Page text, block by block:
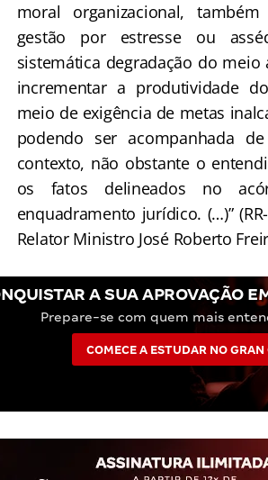
moral organizacional,
gestão por estresse ou
sistemática degradação do
incrementar a produtividade
meio de exigência de metas
podendo ser acompanhada
contexto, não obstante o
os fatos delineados no
enquadramento jurídico. (…)”
Relator Ministro José Roberto
A SUA APROVAÇÃO
Prepare-se com quem mais
COMECE A ESTUDAR NO GRAN